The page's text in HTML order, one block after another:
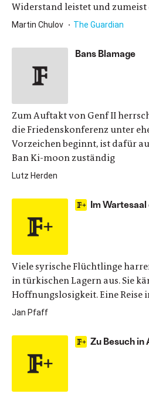
Widerstand leistet und zumeist
Martin Chulov The Guardian
Bans Blamage
Zum Auftakt von Genf II
die Friedenskonferenz unter
Vorzeichen beginnt, ist dafür
Ban Ki-moon zuständig
Lutz Herden
Im
Viele syrische Flüchtlinge
in türkischen Lagern aus. Sie
Hoffnungslosigkeit. Eine Reise
Jan Pfaff
Zu Besuch in